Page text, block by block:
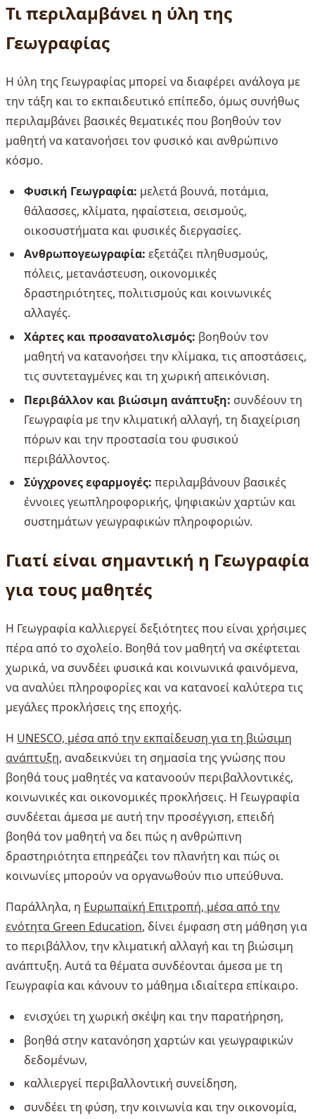
Τι περιλαμβάνει η ύλη της
Γεωγραφίας
Η ύλη της Γεωγραφίας μπορεί να διαφέρει ανάλογα με
την τάξη και το εκπαιδευτικό επίπεδο, όμως συνήθως
περιλαμβάνει βασικές θεματικές που βοηθούν τον
μαθητή να κατανοήσει τον φυσικό και ανθρώπινο
κόσμο.
Φυσική Γεωγραφία: μελετά βουνά, ποτάμια,
θάλασσες, κλίματα, ηφαίστεια, σεισμούς,
οικοσυστήματα και φυσικές διεργασίες.
Ανθρωπογεωγραφία: εξετάζει πληθυσμούς,
πόλεις, μετανάστευση, οικονομικές
δραστηριότητες, πολιτισμούς και κοινωνικές
αλλαγές.
Χάρτες και προσανατολισμός: βοηθούν τον
μαθητή να κατανοήσει την κλίμακα, τις αποστάσεις,
τις συντεταγμένες και τη χωρική απεικόνιση.
Περιβάλλον και βιώσιμη ανάπτυξη: συνδέουν τη
Γεωγραφία με την κλιματική αλλαγή, τη διαχείριση
πόρων και την προστασία του φυσικού
περιβάλλοντος.
Σύγχρονες εφαρμογές: περιλαμβάνουν βασικές
έννοιες γεωπληροφορικής, ψηφιακών χαρτών και
συστημάτων γεωγραφικών πληροφοριών.
Γιατί είναι σημαντική η Γεωγραφία
για τους μαθητές
Η Γεωγραφία καλλιεργεί δεξιότητες που είναι χρήσιμες
πέρα από το σχολείο. Βοηθά τον μαθητή να σκέφτεται
χωρικά, να συνδέει φυσικά και κοινωνικά φαινόμενα,
να αναλύει πληροφορίες και να κατανοεί καλύτερα τις
μεγάλες προκλήσεις της εποχής.
Η UNESCO, μέσα από την εκπαίδευση για τη βιώσιμη
ανάπτυξη, αναδεικνύει τη σημασία της γνώσης που
βοηθά τους μαθητές να κατανοούν περιβαλλοντικές,
κοινωνικές και οικονομικές προκλήσεις. Η Γεωγραφία
συνδέεται άμεσα με αυτή την προσέγγιση, επειδή
βοηθά τον μαθητή να δει πώς η ανθρώπινη
δραστηριότητα επηρεάζει τον πλανήτη και πώς οι
κοινωνίες μπορούν να οργανωθούν πιο υπεύθυνα.
Παράλληλα, η Ευρωπαϊκή Επιτροπή, μέσα από την
ενότητα Green Education, δίνει έμφαση στη μάθηση για
το περιβάλλον, την κλιματική αλλαγή και τη βιώσιμη
ανάπτυξη. Αυτά τα θέματα συνδέονται άμεσα με τη
Γεωγραφία και κάνουν το μάθημα ιδιαίτερα επίκαιρο.
ενισχύει τη χωρική σκέψη και την παρατήρηση,
βοηθά στην κατανόηση χαρτών και γεωγραφικών
δεδομένων,
καλλιεργεί περιβαλλοντική συνείδηση,
συνδέει τη φύση, την κοινωνία και την οικονομία,